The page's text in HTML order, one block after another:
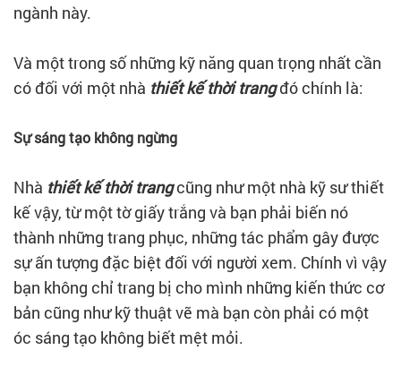
ngành này.
Và một trong số những kỹ năng quan trọng nhất cần
có đối với một nhà thiết kế thời trangđó chính là:
Sự sáng tạo không ngừng
Nhà thiết kế thời trangcũng như một nhà kỹ sư thiết
kế vậy, từ một tờ giấy trắng và bạn phải biến nó
thành những trang phục, những tác phẩm gây được
sự ấn tượng đặc biệt đối với người xem. Chính vì vậy
bạn không chỉ trang bị cho mình những kiến thức cơ
bản cũng như kỹ thuật vẽ mà bạn còn phải có một
óc sáng tạo không biết mệt mỏi.